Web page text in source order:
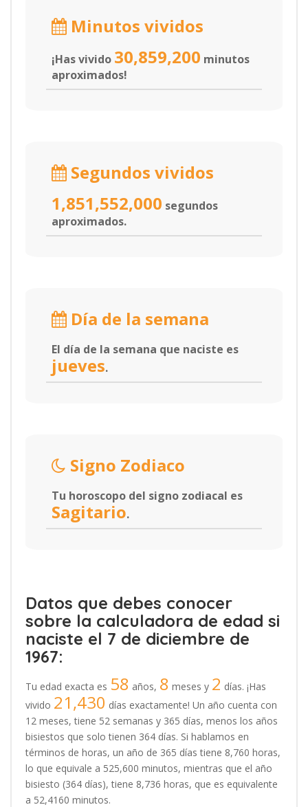
Minutos vividos
¡Has vivido 30,859,200 minutos
aproximados!
Segundos vividos
1,851,552,000 segundos
aproximados.
Día de la semana
El día de la semana que naciste es
jueves.
Signo Zodiaco
Tu horoscopo del signo zodiacal es
Sagitario.
Datos que debes conocer
sobre la calculadora de edad si
naciste el 7 de diciembre de
1967:
Tu edad exacta es 58 años, 8 meses y 2 días. ¡Has
vivido 21,430 días exactamente! Un año cuenta con
12 meses, tiene 52 semanas y 365 días, menos los años
bisiestos que solo tienen 364 días. Si hablamos en
términos de horas, un año de 365 días tiene 8,760 horas,
lo que equivale a 525,600 minutos, mientras que el año
bisiesto (364 días), tiene 8,736 horas, que es equivalente
a 52,4160 minutos.